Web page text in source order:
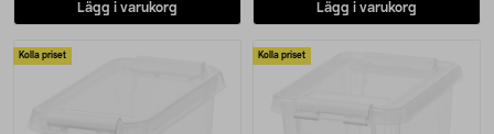
Lägg i varukorg Lägg i varukorg
Kolla priset Kolla priset